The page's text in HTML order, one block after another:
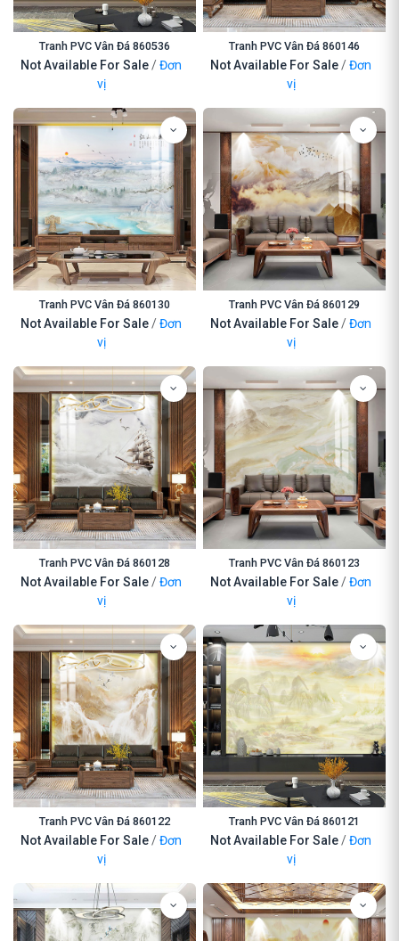
Tranh PVC Vân Đá 860536
Not Available For Sale/Đơn
vị
Tranh PVC Vân Đá 860146
Not Available For Sale/Đơn
vị
Tranh PVC Vân Đá 860130
Not Available For Sale/Đơn
vị
Tranh PVC Vân Đá 860129
Not Available For Sale/Đơn
vị
Tranh PVC Vân Đá 860128
Not Available For Sale/Đơn
vị
Tranh PVC Vân Đá 860123
Not Available For Sale/Đơn
vị
Tranh PVC Vân Đá 860122
Not Available For Sale/Đơn
vị
Tranh PVC Vân Đá 860121
Not Available For Sale/Đơn
vị